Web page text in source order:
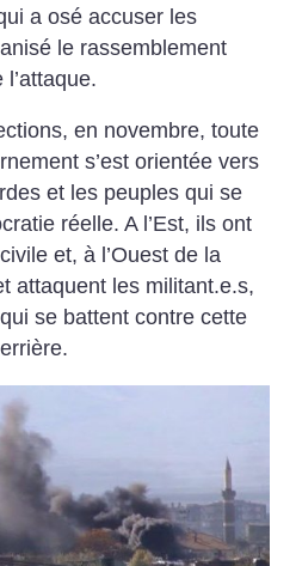
a osé accuser les
le rassemblement
en novembre, toute
s’est orientée vers
et les peuples qui se
réelle. A l’Est, ils ont
et, à l’Ouest de la
attaquent les militant.e.s,
se battent contre cette